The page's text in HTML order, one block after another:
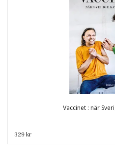
Vaccinet : när
329 kr